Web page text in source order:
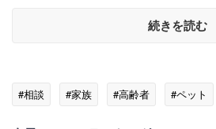
続きを読む
#相談 #家族 #高齢者 #ペット